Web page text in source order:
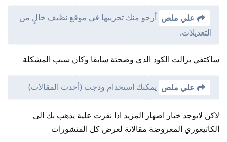
علي ملص أرجو منك تجريبها في موقع نظيف خالٍ من
التعديلات.
ساكتفي بزالت الكود الذي وضحتة سابقا وكان سبب المشكلة
علي ملص يمكنك استخدام ودجت (أحدث المقالات)
لاكن لايوجد خيار اضهار المزيد اذا نقرت علية يذهب بك الى
الكاتيغوري المعروضة مقالاتة لعرض كل المنشورات